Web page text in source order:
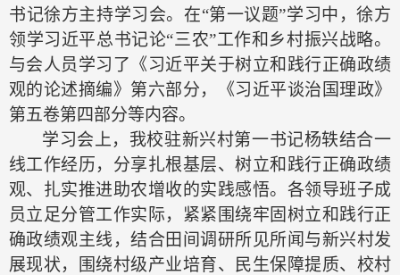
书记徐方主持学习会。在“第一议题”学习中，徐方
领学习近平总书记论“三农”工作和乡村振兴战略。
与会人员学习了《习近平关于树立和践行正确政绩
观的论述摘编》第六部分，《习近平谈治国理政》
第五卷第四部分等内容。
学习会上，我校驻新兴村第一书记杨轶结合一
线工作经历，分享扎根基层、树立和践行正确政绩
观、扎实推进助农增收的实践感悟。 各领导班子成
员立足分管工作实际，紧紧围绕牢固树立和践行正
确政绩观主线，结合田间调研所见所闻与新兴村发
展现状，围绕村级产业培育、民生保障提质、校村